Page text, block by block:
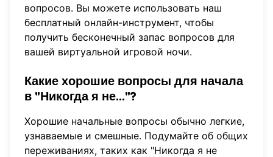
вопросов. Вы можете использовать наш
бесплатный онлайн-инструмент, чтобы
получить бесконечный запас вопросов для
вашей виртуальной игровой ночи.
Какие хорошие вопросы для начала
в "Никогда я не..."?
Хорошие начальные вопросы обычно легкие,
узнаваемые и смешные. Подумайте об общих
переживаниях, таких как "Никогда я не